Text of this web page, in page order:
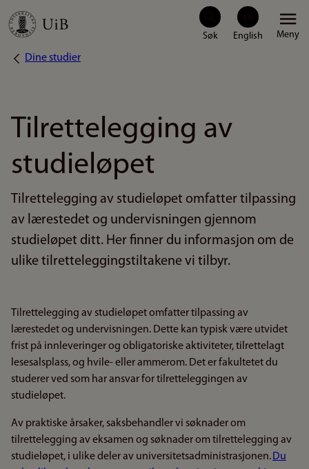
Hopp
Meny
Navigasjonssti
Dine studier
Tilrettelegging av
studieløpet
Tilrettelegging av studieløpet omfatter tilpassing
av lærestedet og undervisningen gjennom
studieløpet ditt. Her finner du informasjon om de
ulike tilretteleggingstiltakene vi tilbyr.
Tilrettelegging av studieløpet omfatter tilpassing av
lærestedet og undervisningen. Dette kan typisk være utvidet
frist på innleveringer og obligatoriske aktiviteter, tilrettelagt
lesesalsplass, og hvile- eller ammerom. Det er fakultetet du
studerer ved som har ansvar for tilretteleggingen av
studieløpet.
Av praktiske årsaker, saksbehandler vi søknader om
tilrettelegging av eksamen og søknader om tilrettelegging av
studieløpet, i ulike deler av universitetsadministrasjonen. Du